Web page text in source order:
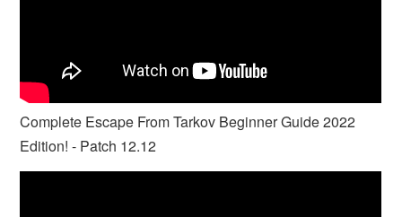
Complete Escape From Tarkov Beginner Guide 2022
Edition! - Patch 12.12